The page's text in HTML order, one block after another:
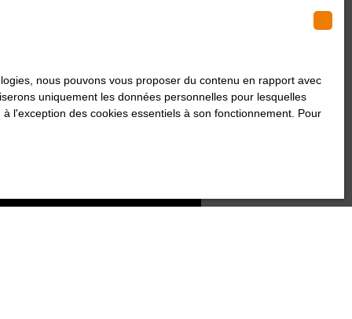
nous pouvons vous proposer du contenu en rapport avec
uniquement les données personnelles pour lesquelles
l'exception des cookies essentiels à son fonctionnement. Pour